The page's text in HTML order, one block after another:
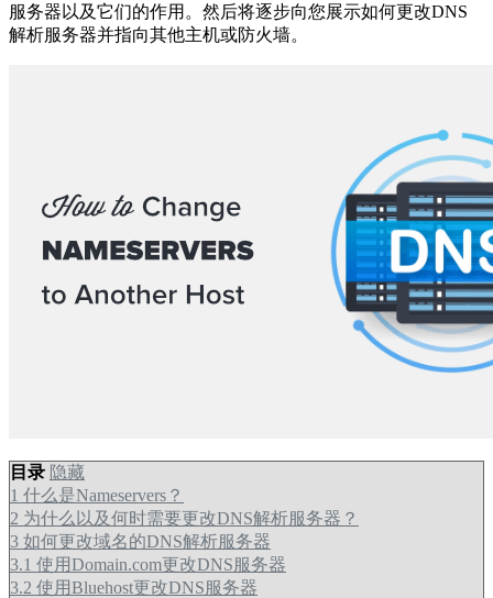
服务器以及它们的作用。然后将逐步向您展示如何更改DNS
解析服务器并指向其他主机或防火墙。
目录 隐藏
1 什么是Nameservers？
2 为什么以及何时需要更改DNS解析服务器？
3 如何更改域名的DNS解析服务器
3.1 使用Domain.com更改DNS服务器
3.2 使用Bluehost更改DNS服务器